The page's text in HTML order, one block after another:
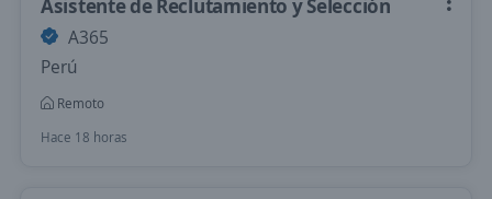
Asistente de Reclutamiento y Selección
A365
Perú
Remoto
Hace 18 horas